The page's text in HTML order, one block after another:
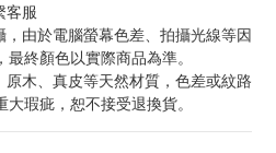
客服
由於電腦螢幕色差、拍攝光線等因
終顏色以實際商品為準。
木、真皮等天然材質，色差或紋路
瑕疵，恕不接受退換貨。